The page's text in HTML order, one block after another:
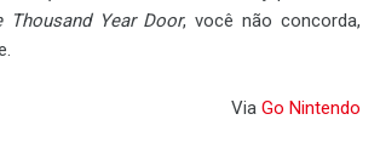
Thousand Year Door, você não concorda,
Via Go Nintendo